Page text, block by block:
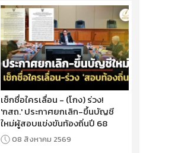
เช็กชื่อใครเลื่อน - (โกง) ร่วง!
'กสถ.' ประกาศยกเลิก-ขึ้นบัญชี
ใหม่ผู้สอบแข่งขันท้องถิ่นปี 68
08 สิงหาคม 2569